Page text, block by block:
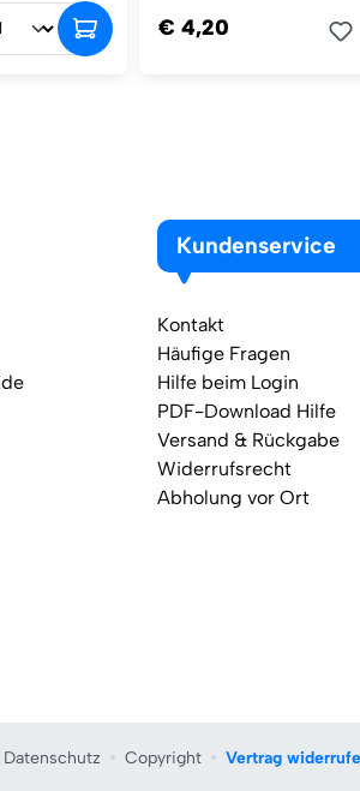
€ 4,20
Kundenservice
Kontakt
Häufige Fragen
Hilfe beim Login
PDF-Download Hilfe
Versand & Rückgabe
Widerrufsrecht
Abholung vor Ort
Datenschutz Copyright Vertrag